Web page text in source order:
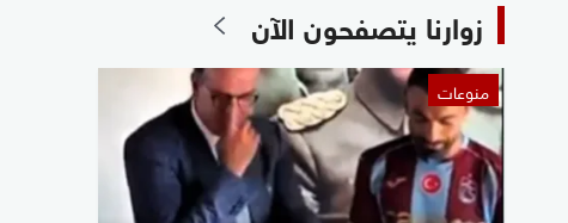
زوارنا يتصفحون الآن
منوعات